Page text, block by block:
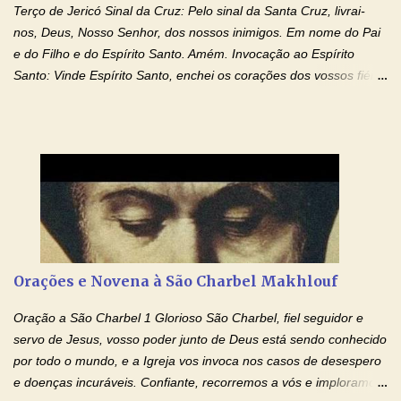
Terço de Jericó Sinal da Cruz: Pelo sinal da Santa Cruz, livrai-
nos, Deus, Nosso Senhor, dos nossos inimigos. Em nome do Pai
e do Filho e do Espírito Santo. Amém. Invocação ao Espírito
Santo: Vinde Espírito Santo, enchei os corações dos vossos fiéis
o mesmo Espírito e gozemos sempre da sua consolação. Por
Cristo, Senhor Nosso. Amém. Creio: Creio em Deus Pai Todo-
Poderoso, Criador do céu e da terra; e em Jesus Cristo, seu
único Filho, nosso Senhor; que foi concebido pelo poder do Espí­
rito Santo; nasceu da Virgem Maria, padeceu sob Pôncio Pilatos,
foi crucificado, morto e sepultado. Desceu à mansão dos mortos;
ressuscitou ao terceiro dia; subiu aos céus, está sentado à direita
de Deus Pai todo-poderoso, donde há de vir a julgar os v...
Orações e Novena à São Charbel Makhlouf
Oração a São Charbel 1 Glorioso São Charbel, fiel seguidor e
servo de Jesus, vosso poder junto de Deus está sendo conhecido
por todo o mundo, e a Igreja vos invoca nos casos de desespero
e doenças incuráveis. Confiante, recorremos a vós e imploramos